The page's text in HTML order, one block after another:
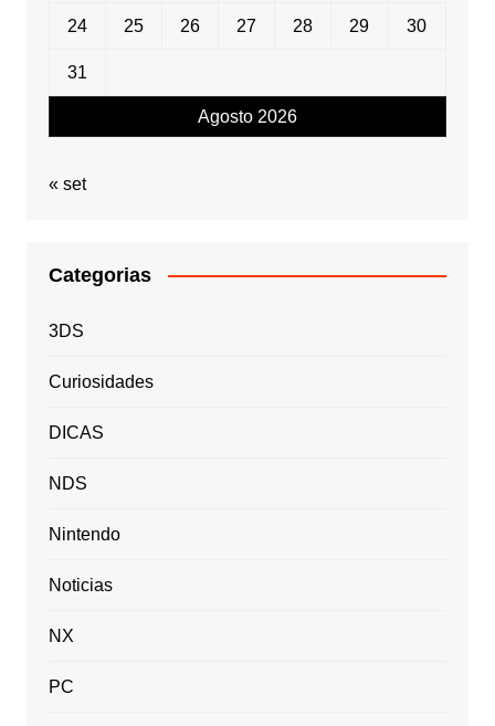
Agosto 2026
24 25 26 27 28 29 30
31
« set
Categorias
3DS
Curiosidades
DICAS
NDS
Nintendo
Noticias
NX
PC